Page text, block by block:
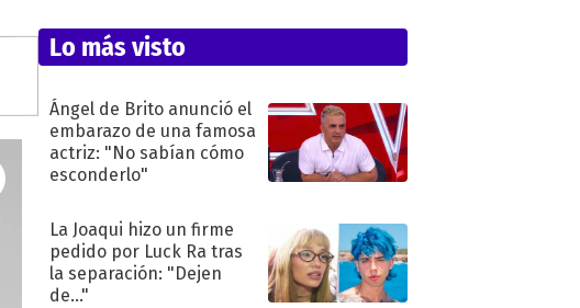
Lo más visto
Ángel de Brito anunció el
embarazo de una famosa
actriz: "No sabían cómo
esconderlo"
La Joaqui hizo un firme
pedido por Luck Ra tras
la separación: "Dejen
de..."